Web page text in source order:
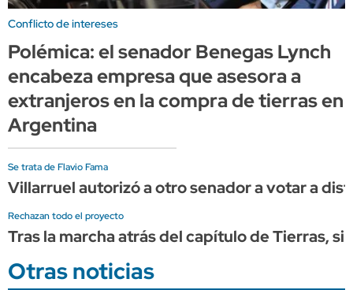
Conflicto de intereses
Polémica: el senador Benegas Lynch
encabeza empresa que asesora a
extranjeros en la compra de tierras en
Argentina
Se trata de Flavio Fama
Villarruel autorizó a otro senador a votar a
Rechazan todo el proyecto
Tras la marcha atrás del capítulo de Tierras,
Otras noticias